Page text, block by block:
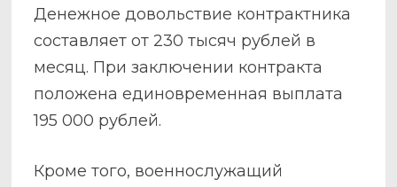
Денежное довольствие контрактника
составляет от 230 тысяч рублей в
месяц. При заключении контракта
положена единовременная выплата
195 000 рублей.
Кроме того, военнослужащий